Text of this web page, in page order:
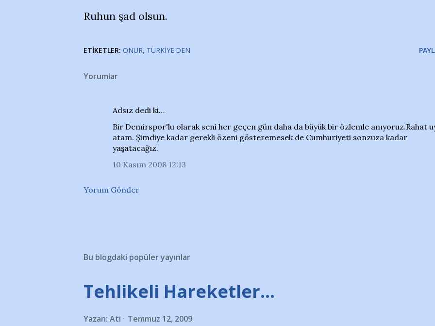
Ruhun şad olsun.
ETIKETLER: ONUR TÜRKIYE'DEN
Yorumlar
Adsız dedi ki…
Bir Demirspor'lu olarak seni her geçen gün daha da büyük bir özlemle anıyoruz.Rahat
atam. Şimdiye kadar gerekli özeni gösteremesek de Cumhuriyeti sonzuza kadar
yaşatacağız.
10 Kasım 2008 12:13
Yorum Gönder
Bu blogdaki popüler yayınlar
Tehlikeli Hareketler...
Yazan: Ati Temmuz 12, 2009